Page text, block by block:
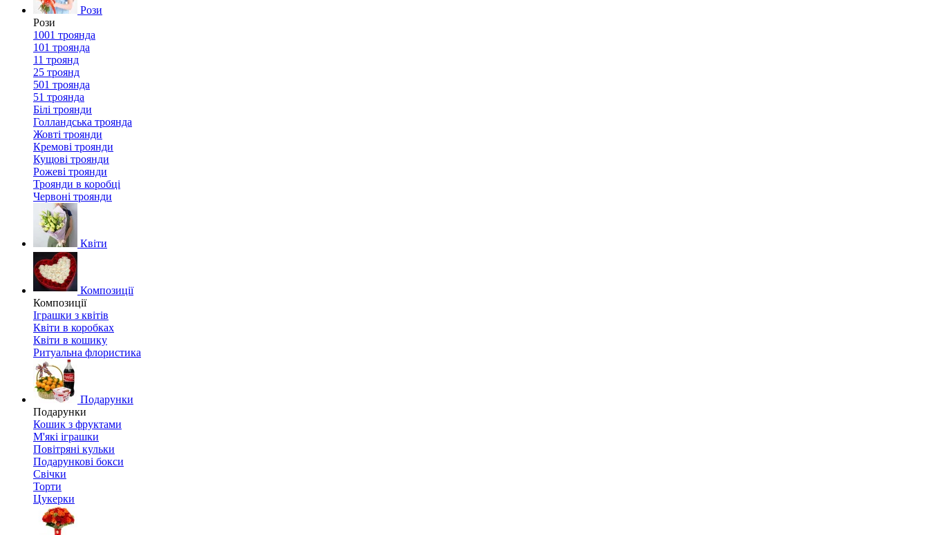
Рози
Рози
1001 троянда
101 троянда
11 троянд
25 троянд
501 троянда
51 троянда
Білі троянди
Голландська троянда
Жовті троянди
Кремові троянди
Кущові троянди
Рожеві троянди
Троянди в коробці
Червоні троянди
Квіти
Композиції
Композиції
Іграшки з квітів
Квіти в коробках
Квіти в кошику
Ритуальна флористика
Подарунки
Подарунки
Кошик з фруктами
М'які іграшки
Повітряні кульки
Подарункові бокси
Свічки
Торти
Цукерки